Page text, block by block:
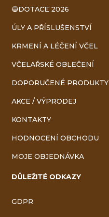
🔵DOTACE 2026
ÚLY A PŘÍSLUŠENSTVÍ
KRMENÍ A LÉČENÍ VČEL
VČELAŘSKÉ OBLEČENÍ
DOPORUČENÉ PRODUKTY
AKCE / VÝPRODEJ
KONTAKTY
HODNOCENÍ OBCHODU
MOJE OBJEDNÁVKA
DŮLEŽITÉ ODKAZY
GDPR